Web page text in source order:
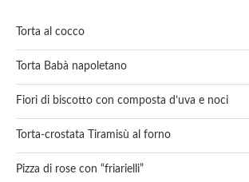
Torta al cocco
Torta Babà napoletano
Fiori di biscotto con composta d’uva e noci
Torta-crostata Tiramisù al forno
Pizza di rose con “friarielli”